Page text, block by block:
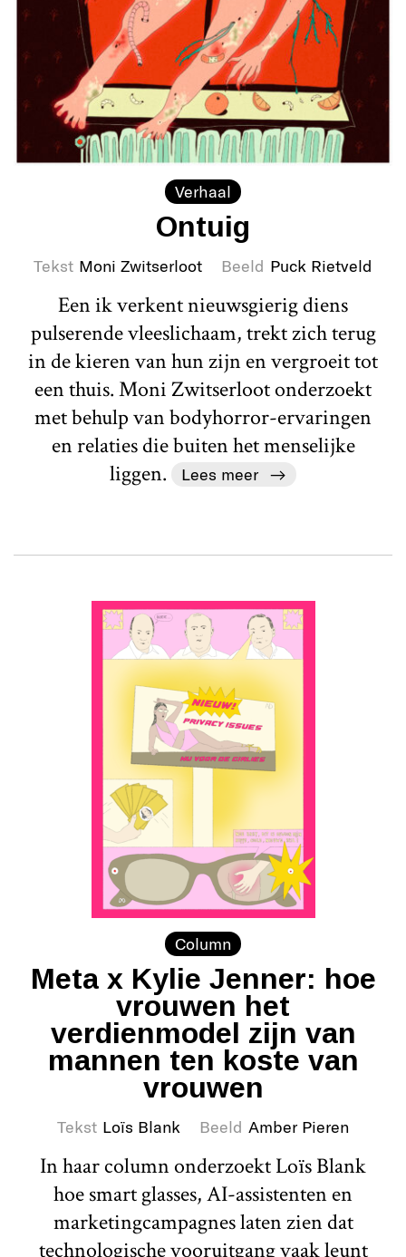
Verhaal
Ontuig
Tekst Moni Zwitserloot Beeld Puck Rietveld
Een ik verkent nieuwsgierig diens
pulserende vleeslichaam, trekt zich terug
in de kieren van hun zijn en vergroeit tot
een thuis. Moni Zwitserloot onderzoekt
met behulp van bodyhorror-ervaringen
en relaties die buiten het menselijke
liggen.
Lees meer
Column
Meta x Kylie Jenner: hoe
vrouwen het
verdienmodel zijn van
mannen ten koste van
vrouwen
Tekst Loïs Blank Beeld Amber Pieren
In haar column onderzoekt Loïs Blank
hoe smart glasses, AI-assistenten en
marketingcampagnes laten zien dat
technologische vooruitgang vaak leunt